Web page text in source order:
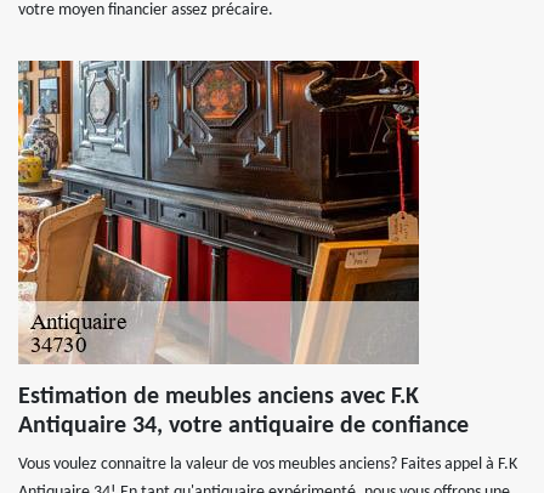
votre moyen financier assez précaire.
Estimation de meubles anciens avec F.K
Antiquaire 34, votre antiquaire de confiance
Vous voulez connaitre la valeur de vos meubles anciens? Faites appel à F.K